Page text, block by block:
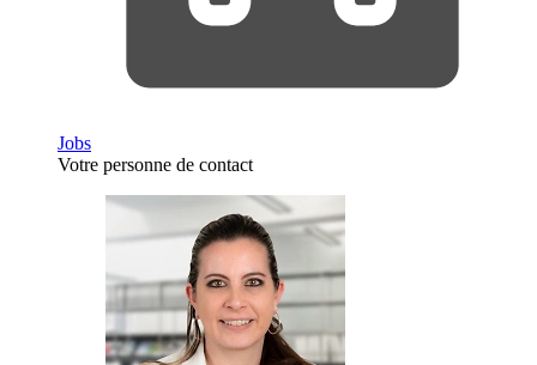
Jobs
Votre personne de contact